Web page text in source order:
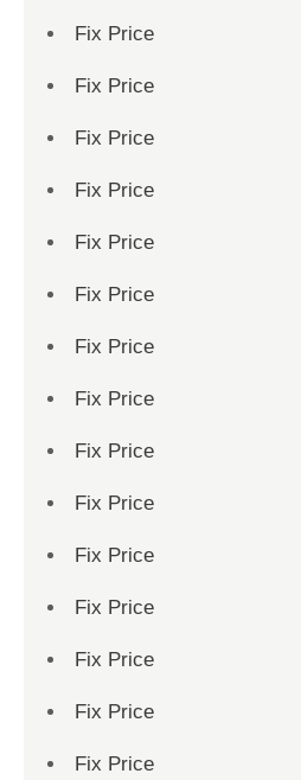
Fix Price
Fix Price
Fix Price
Fix Price
Fix Price
Fix Price
Fix Price
Fix Price
Fix Price
Fix Price
Fix Price
Fix Price
Fix Price
Fix Price
Fix Price